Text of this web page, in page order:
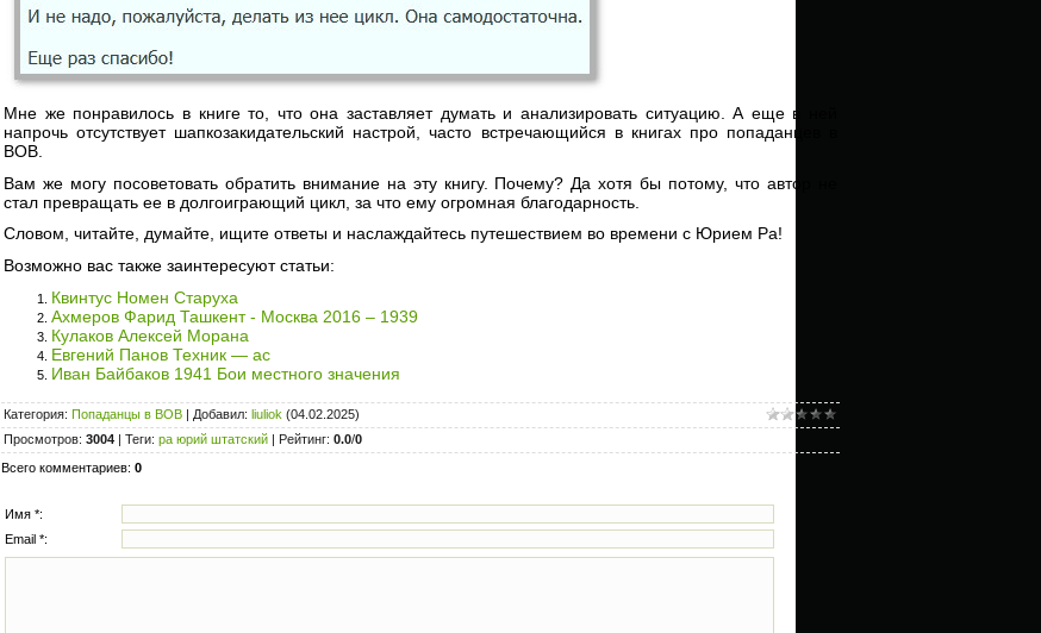
Мне же понравилось в книге то, что она заставляет думать и анализировать ситуацию. А еще в ней
напрочь отсутствует шапкозакидательский настрой, часто встречающийся в книгах про попаданцев в
ВОВ.
Вам же могу посоветовать обратить внимание на эту книгу. Почему? Да хотя бы потому, что автор не
стал превращать ее в долгоиграющий цикл, за что ему огромная благодарность.
Словом, читайте, думайте, ищите ответы и наслаждайтесь путешествием во времени с Юрием Ра!
Возможно вас также заинтересуют статьи:
Квинтус Номен Старуха
Ахмеров Фарид Ташкент - Москва 2016 – 1939
Кулаков Алексей Морана
Евгений Панов Техник — ас
Иван Байбаков 1941 Бои местного значения
Категория: Попаданцы в ВОВ | Добавил: liuliok (04.02.2025)
Просмотров: 3004 | Теги: ра юрий штатский | Рейтинг: 0.0/0
Всего комментариев: 0
Имя *:
Email *: